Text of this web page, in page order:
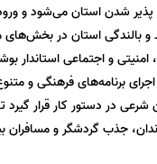
شدن استان می‌شود و
بالندگی استان در
و اجتماعی استاندار
اجرای برنامه‌های فرهنگی و
شرعی در دستور کار قرار گیرد
جذب گردشگر و مسافران